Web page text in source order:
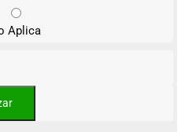
Aplica